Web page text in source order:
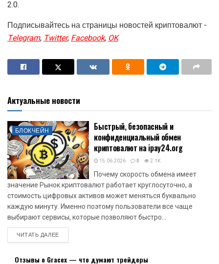
2.0.
Подписывайтесь на страницы новостей криптовалют -
Telegram,Twitter,Facebook,OK
Актуальные новости
БЛОКЧЕЙН
Быстрый, безопасный и
конфиденциальный обмен
криптовалют на ipay24.org
15.06.2026 0 2.1K
Почему скорость обмена имеет
значение Рынок криптовалют работает круглосуточно, а
стоимость цифровых активов может меняться буквально
каждую минуту. Именно поэтому пользователи все чаще
выбирают сервисы, которые позволяют быстро...
ЧИТАТЬ ДАЛЕЕDETAILS
Отзывы о Gracex — что думают трейдеры